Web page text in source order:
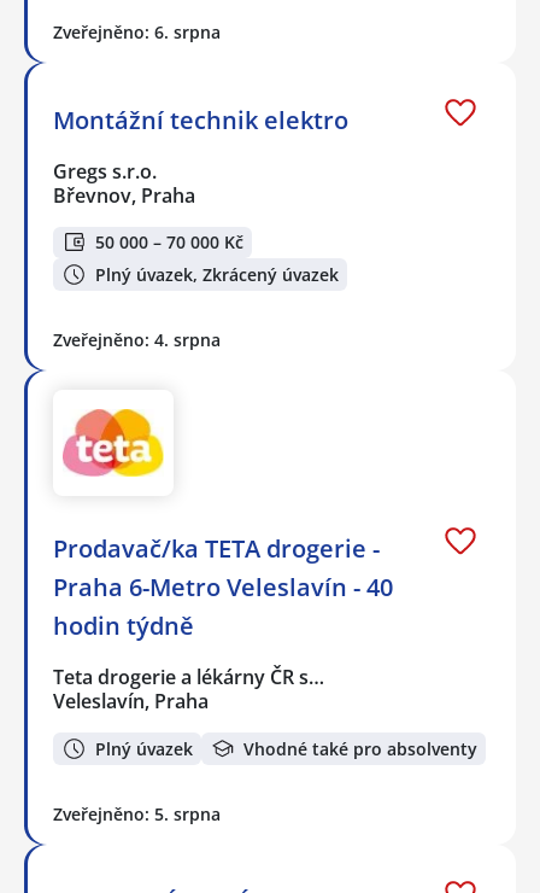
Zveřejněno: 6. srpna
Montážní technik elektro
Gregs s.r.o.
Břevnov, Praha
50 000 – 70 000 Kč
Plný úvazek, Zkrácený úvazek
Zveřejněno: 4. srpna
Prodavač/ka TETA drogerie -
Praha 6-Metro Veleslavín - 40
hodin týdně
Teta drogerie a lékárny ČR s…
Veleslavín, Praha
Plný úvazek Vhodné také pro absolventy
Zveřejněno: 5. srpna